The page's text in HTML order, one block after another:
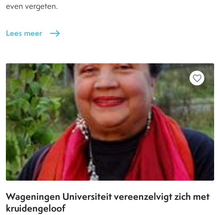
even vergeten.
Lees meer east
favorite_border
Wageningen Universiteit vereenzelvigt zich met
kruidengeloof